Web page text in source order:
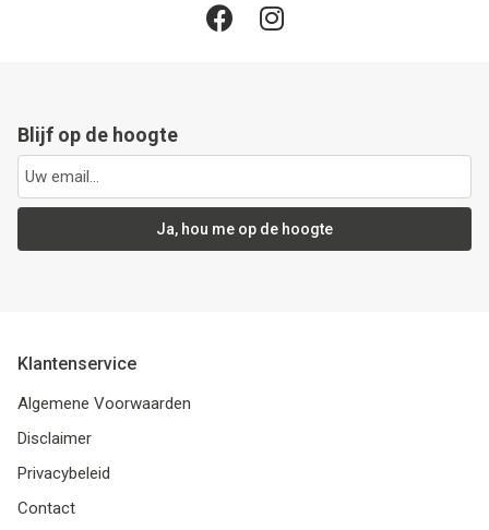
Blijf op de hoogte
Ja, hou me op de hoogte
Klantenservice
Algemene Voorwaarden
Disclaimer
Privacybeleid
Contact